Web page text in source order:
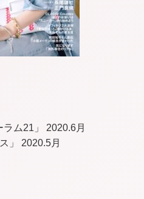
ム21」 2020.6月
」 2020.5月